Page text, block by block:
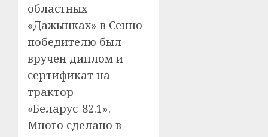
областных
«Дажынках» в Сенно
победителю был
вручен диплом и
сертификат на
трактор
«Беларус-82.1».
Много сделано в